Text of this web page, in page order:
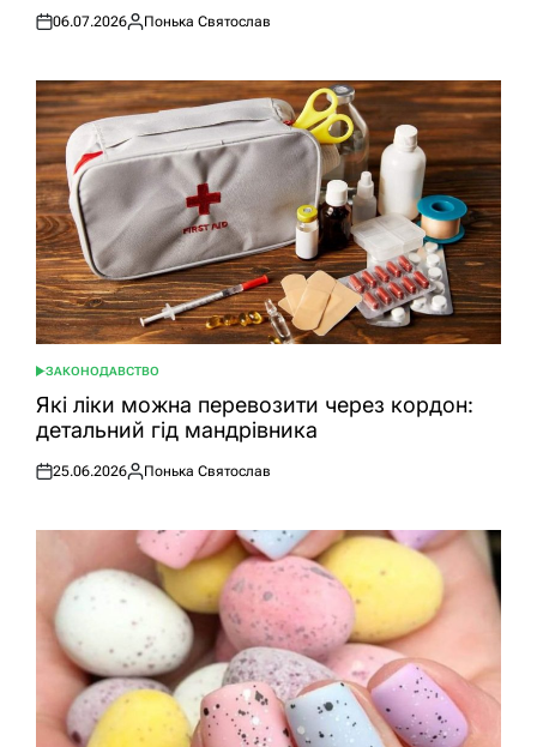
Оприлюднено
06.07.2026
Опубліковано
Понька Святослав
ОПУБЛІКУВАТИ
У
ЗАКОНОДАВСТВО
Які ліки можна перевозити через кордон:
детальний гід мандрівника
Оприлюднено
25.06.2026
Опубліковано
Понька Святослав